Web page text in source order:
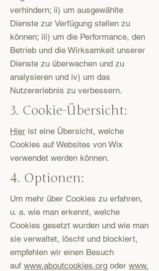
verhindern; ii) um ausgewählte
Dienste zur Verfügung stellen zu
können; iii) um die Performance, den
Betrieb und die Wirksamkeit unserer
Dienste zu überwachen und zu
analysieren und iv) um das
Nutzererlebnis zu verbessern.
3. Cookie-Übersicht:
Hier ist eine Übersicht, welche
Cookies auf Websites von Wix
verwendet werden können.
4. Optionen:
Um mehr über Cookies zu erfahren,
u. a. wie man erkennt, welche
Cookies gesetzt wurden und wie man
sie verwaltet, löscht und blockiert,
empfehlen wir einen Besuch
auf www.aboutcookies.org oder www.